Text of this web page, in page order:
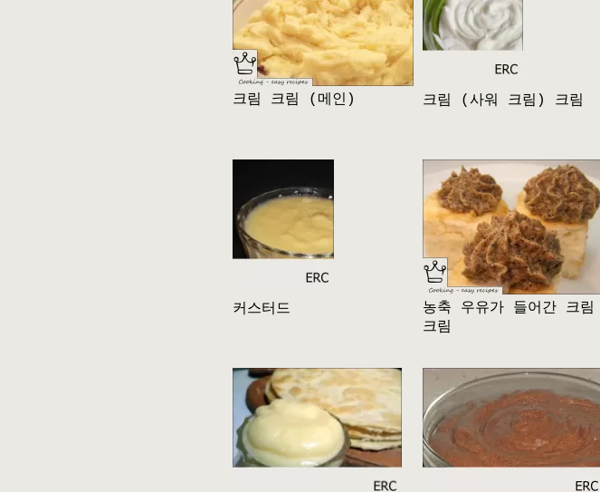
크림 크림 (메인) 크림 (사워 크림) 크림
커스터드
농축 우유가 들어간 크림
크림